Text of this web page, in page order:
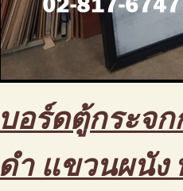
บอร์ดตู้กระจ
ดำ แขวนผนัง